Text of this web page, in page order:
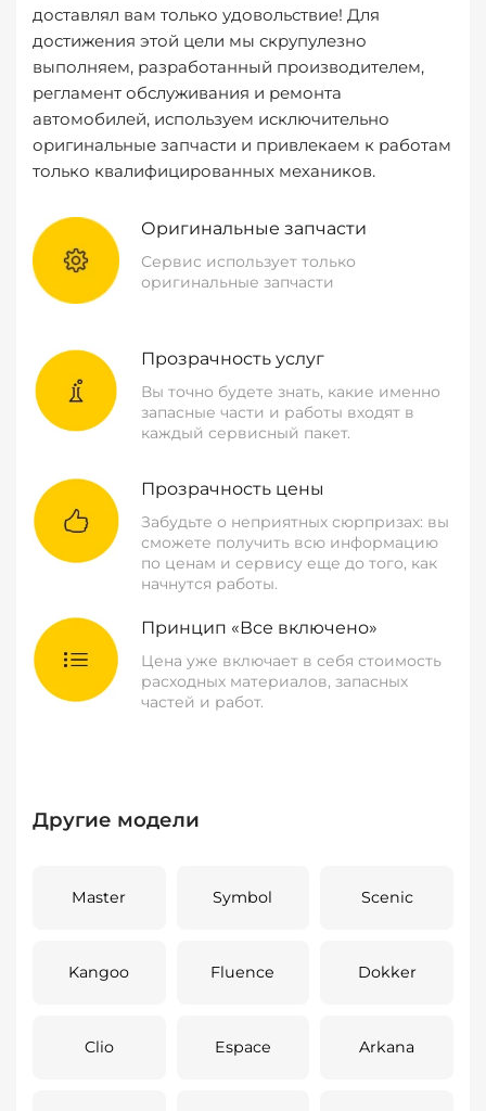
доставлял вам только удовольствие! Для
достижения этой цели мы скрупулезно
выполняем, разработанный производителем,
регламент обслуживания и ремонта
автомобилей, используем исключительно
оригинальные запчасти и привлекаем к работам
только квалифицированных механиков.
Оригинальные запчасти
Сервис использует только
оригинальные запчасти
Прозрачность услуг
Вы точно будете знать, какие именно
запасные части и работы входят в
каждый сервисный пакет.
Прозрачность цены
Забудьте о неприятных сюрпризах: вы
сможете получить всю информацию
по ценам и сервису еще до того, как
начнутся работы.
Принцип «Все включено»
Цена уже включает в себя стоимость
расходных материалов, запасных
частей и работ.
Другие модели
Master Symbol Scenic
Kangoo Fluence Dokker
Clio Espace Arkana